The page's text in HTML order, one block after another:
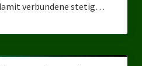
2017
verbundene stetig…